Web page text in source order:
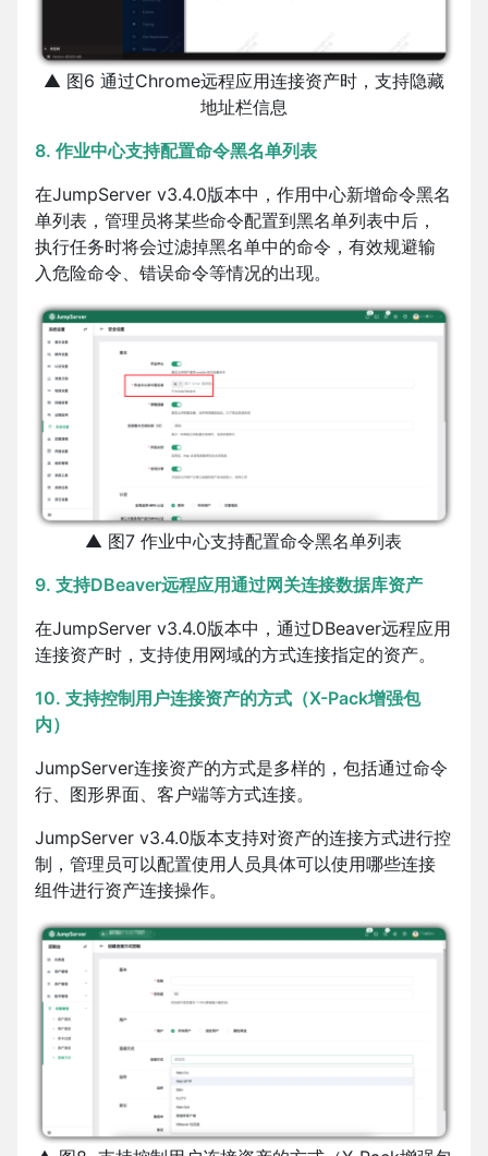
▲ 图6 通过Chrome远程应用连接资产时，支持隐藏
地址栏信息
8. 作业中心支持配置命令黑名单列表
在JumpServer v3.4.0版本中，作用中心新增命令黑名
单列表，管理员将某些命令配置到黑名单列表中后，
执行任务时将会过滤掉黑名单中的命令，有效规避输
入危险命令、错误命令等情况的出现。
▲ 图7 作业中心支持配置命令黑名单列表
9. 支持DBeaver远程应用通过网关连接数据库资产
在JumpServer v3.4.0版本中，通过DBeaver远程应用
连接资产时，支持使用网域的方式连接指定的资产。
10. 支持控制用户连接资产的方式（X-Pack增强包
内）
JumpServer连接资产的方式是多样的，包括通过命令
行、图形界面、客户端等方式连接。
JumpServer v3.4.0版本支持对资产的连接方式进行控
制，管理员可以配置使用人员具体可以使用哪些连接
组件进行资产连接操作。